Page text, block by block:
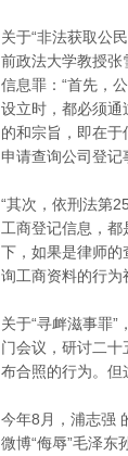
关于“非法获取公
前政法大学教授张
信息罪：“首先，
设立时，都必须通
的和宗旨，即在
申请查询公司登记
“其次，依刑法第
工商登记信息，
下，如果是律师的
询工商资料的行为
关于“寻衅滋事罪
门会议，研讨二十
布合照的行为。但
今年8月，浦志强
微博“侮辱”毛泽